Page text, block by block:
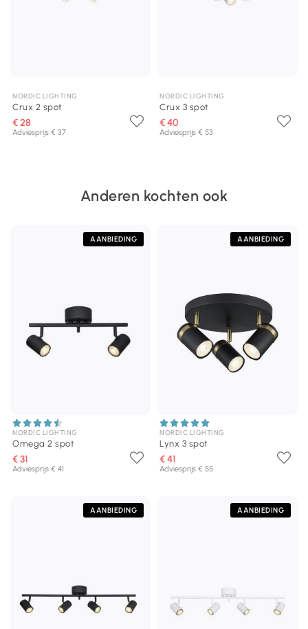
NORDIC LIGHTING
Crux 2 spot
€ 28
Adviesprijs € 37
NORDIC LIGHTING
Crux 3 spot
€ 40
Adviesprijs € 53
Anderen kochten ook
AANBIEDING
NORDIC LIGHTING
Omega 2 spot
€ 31
Adviesprijs € 41
AANBIEDING
NORDIC LIGHTING
Lynx 3 spot
€ 41
Adviesprijs € 55
AANBIEDING AANBIEDING